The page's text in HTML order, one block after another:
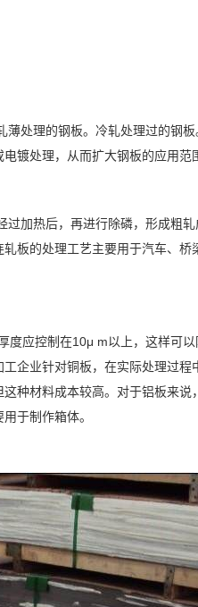
处理的钢板。冷轧处理过的钢
镀处理，从而扩大钢板的应用范
加热后，再进行除磷，形成粗
板的处理工艺主要用于汽车、桥
度应控制在10μ m以上，这样可
企业针对铜板，在实际处理过程
种材料成本较高。对于铝板来说
于制作箱体。